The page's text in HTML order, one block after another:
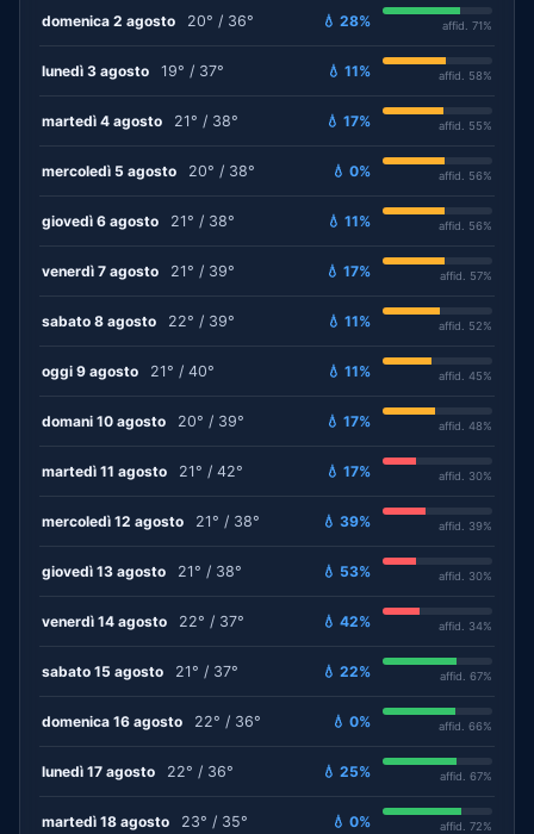
domenica 2 agosto 20° / 36° 💧 28% affid. 71%
lunedì 3 agosto 19° / 37° 💧 11% affid. 58%
martedì 4 agosto 21° / 38° 💧 17% affid. 55%
mercoledì 5 agosto 20° / 38° 💧 0% affid. 56%
giovedì 6 agosto 21° / 38° 💧 11% affid. 56%
venerdì 7 agosto 21° / 39° 💧 17% affid. 57%
sabato 8 agosto 22° / 39° 💧 11% affid. 52%
oggi 9 agosto 21° / 40° 💧 11% affid. 45%
domani 10 agosto 20° / 39° 💧 17% affid. 48%
martedì 11 agosto 21° / 42° 💧 17% affid. 30%
mercoledì 12 agosto 21° / 38° 💧 39% affid. 39%
giovedì 13 agosto 21° / 38° 💧 53% affid. 30%
venerdì 14 agosto 22° / 37° 💧 42% affid. 34%
sabato 15 agosto 21° / 37° 💧 22% affid. 67%
domenica 16 agosto 22° / 36° 💧 0% affid. 66%
lunedì 17 agosto 22° / 36° 💧 25% affid. 67%
martedì 18 agosto 23° / 35° 💧 0% affid. 72%